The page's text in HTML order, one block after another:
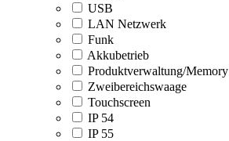
USB
LAN Netzwerk
Funk
Akkubetrieb
Produktverwaltung/Memory
Zweibereichswaage
Touchscreen
IP 54
IP 55